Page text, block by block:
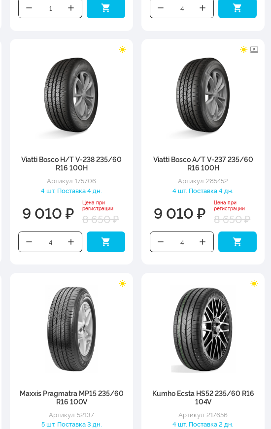
Viatti Bosco H/T V-238 235/60
R16 100H
Артикул: 175706
4 шт. Поставка 4 дн.
9 010 ₽
Цена при
регистрации
8 650 ₽
Viatti Bosco A/T V-237 235/60
R16 100H
Артикул: 285452
4 шт. Поставка 4 дн.
9 010 ₽
Цена при
регистрации
8 650 ₽
Maxxis Pragmatra MP15 235/60
R16 100V
Артикул: 52137
5 шт. Поставка 3 дн.
Kumho Ecsta HS52 235/60 R16
104V
Артикул: 217656
4 шт. Поставка 2 дн.